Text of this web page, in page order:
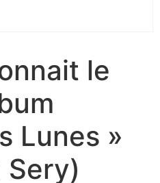
le
Lunes »
Sery)